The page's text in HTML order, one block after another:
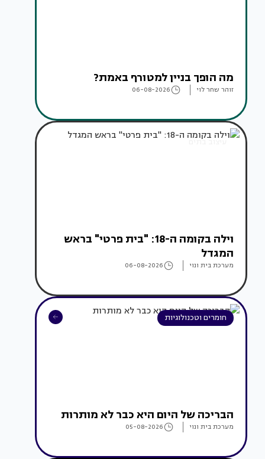
מה הופך בניין למטורף באמת?
זוהר שחר לוי 06-08-2026
עיצוב בתים
וילה בקומה ה-18: "בית פרטי" בראש
המגדל
מערכת בית ונוי 06-08-2026
חומרים וטכנולוגיות
הבריכה של היום היא כבר לא מותרות
מערכת בית ונוי 05-08-2026